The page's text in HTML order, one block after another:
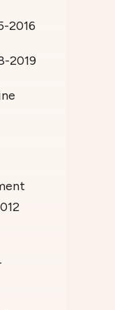
2016
2019